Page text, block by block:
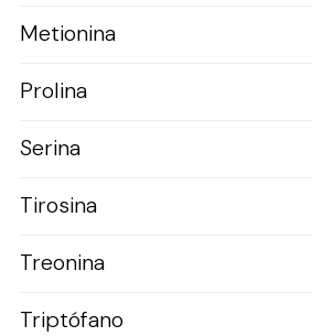
Metionina
Prolina
Serina
Tirosina
Treonina
Triptófano